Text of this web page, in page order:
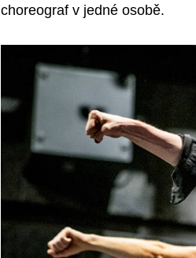
choreograf v jedné osobě.